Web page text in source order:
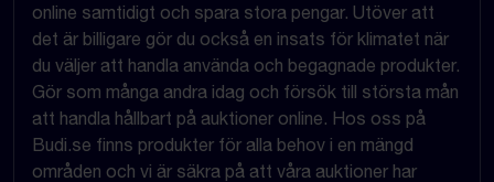
online samtidigt och spara stora pengar. Utöver att
det är billigare gör du också en insats för klimatet när
du väljer att handla använda och begagnade produkter.
Gör som många andra idag och försök till största mån
att handla hållbart på auktioner online. Hos oss på
Budi.se finns produkter för alla behov i en mängd
områden och vi är säkra på att våra auktioner har